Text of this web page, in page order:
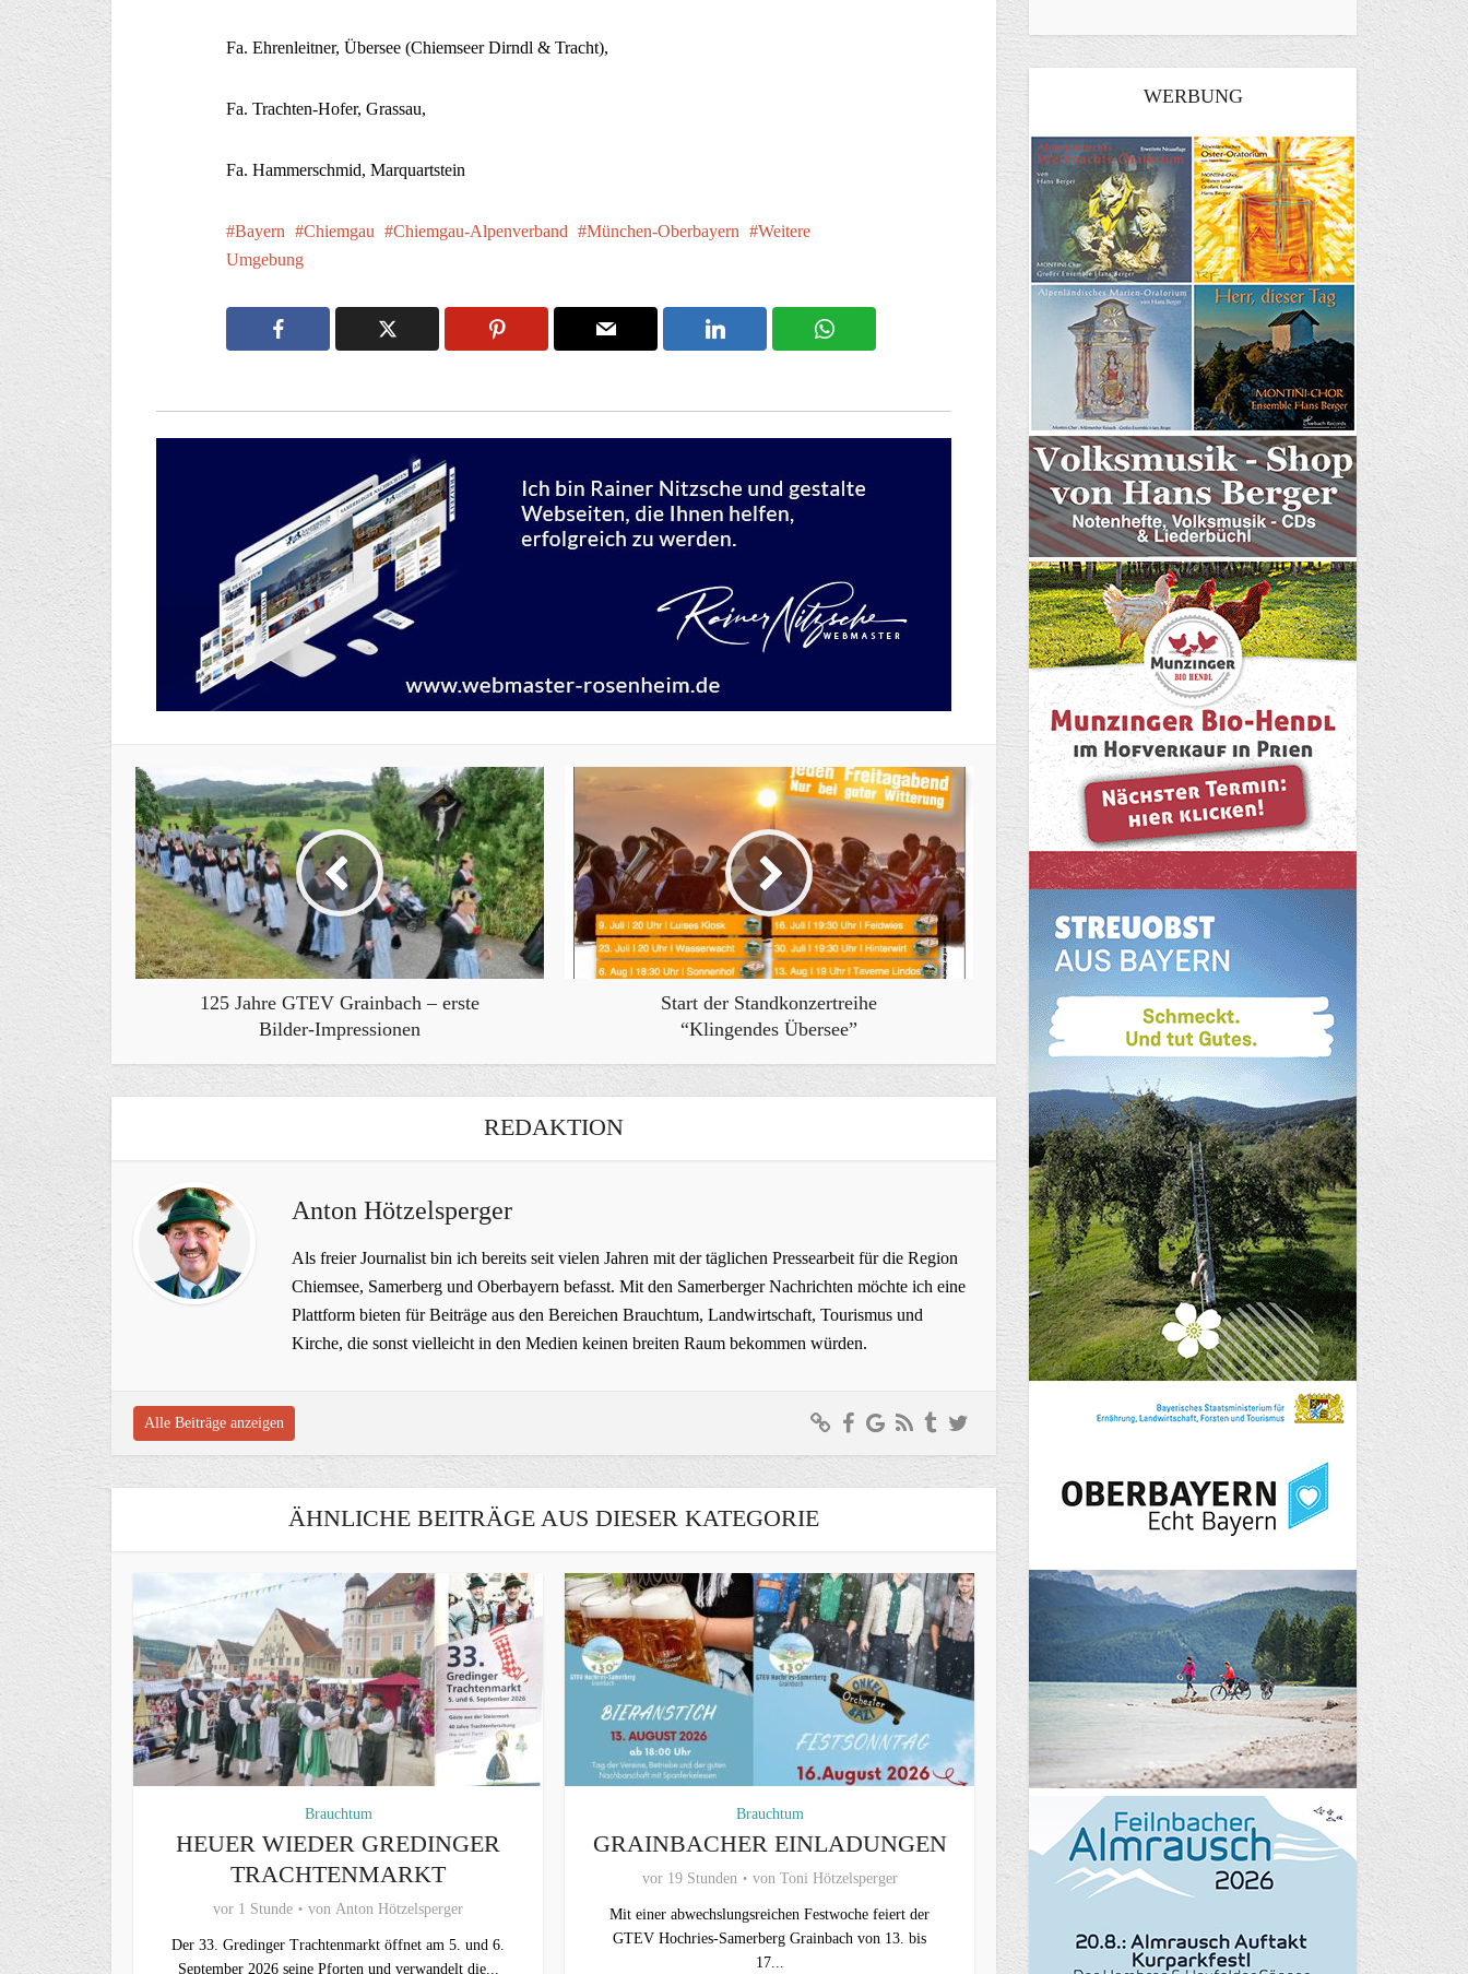
Fa. Ehrenleitner, Übersee (Chiemseer Dirndl & Tracht),
Fa. Trachten-Hofer, Grassau,
Fa. Hammerschmid, Marquartstein
Bayern Chiemgau Chiemgau-Alpenverband München-Oberbayern
Weitere
Umgebung
125 Jahre GTEV Grainbach – erste
Bilder-Impressionen
Start der Standkonzertreihe
“Klingendes Übersee”
REDAKTION
Anton Hötzelsperger
Als freier Journalist bin ich bereits seit vielen Jahren mit der täglichen Pressearbeit für die Region
Chiemsee, Samerberg und Oberbayern befasst. Mit den Samerberger Nachrichten möchte ich eine
Plattform bieten für Beiträge aus den Bereichen Brauchtum, Landwirtschaft, Tourismus und
Kirche, die sonst vielleicht in den Medien keinen breiten Raum bekommen würden.
Alle Beiträge anzeigen
ÄHNLICHE BEITRÄGE AUS DIESER KATEGORIE
Brauchtum
HEUER WIEDER GREDINGER
TRACHTENMARKT
vor 1 Stunde von Anton Hötzelsperger
Der 33. Gredinger Trachtenmarkt öffnet am 5. und 6.
September 2026 seine Pforten und verwandelt die...
Brauchtum
GRAINBACHER EINLADUNGEN
vor 19 Stunden von Toni Hötzelsperger
Mit einer abwechslungsreichen Festwoche feiert der
GTEV Hochries-Samerberg Grainbach von 13. bis
17...
WERBUNG